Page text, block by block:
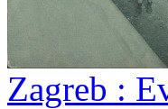
Zagreb :